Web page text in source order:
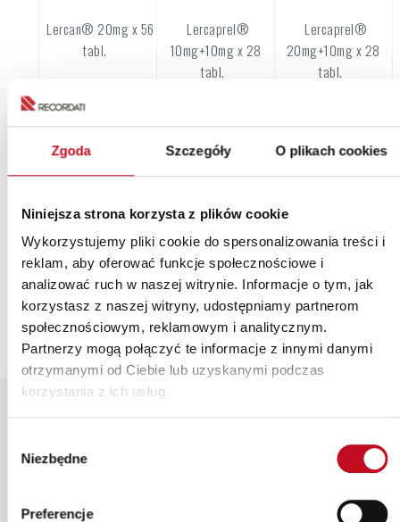
Zgoda Szczegóły O plikach cookies
Niniejsza strona korzysta z plików cookie
Wykorzystujemy pliki cookie do spersonalizowania treści i
reklam, aby oferować funkcje społecznościowe i
analizować ruch w naszej witrynie. Informacje o tym, jak
korzystasz z naszej witryny, udostępniamy partnerom
społecznościowym, reklamowym i analitycznym.
Partnerzy mogą połączyć te informacje z innymi danymi
otrzymanymi od Ciebie lub uzyskanymi podczas
korzystania z ich usług.
zgody
Niezbędne
Preferencje
Lercan® 20mg x 56
tabl.
Lercaprel®
10mg+10mg x 28
tabl.
Lercaprel®
20mg+10mg x 28
tabl.
Lercaprel®
NEBINAD® 5mg x28
XIMVE® 10mg x 30
XIMVE® 20mg x 30
tabl.
XIMVE® 40mg x 30
tabl.
Polski